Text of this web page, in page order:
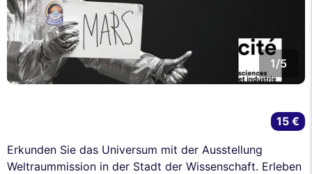
1/5
Erkunden Sie das Universum mit der Ausstellung
Weltraummission in der Stadt der Wissenschaft. Erleben
15 €